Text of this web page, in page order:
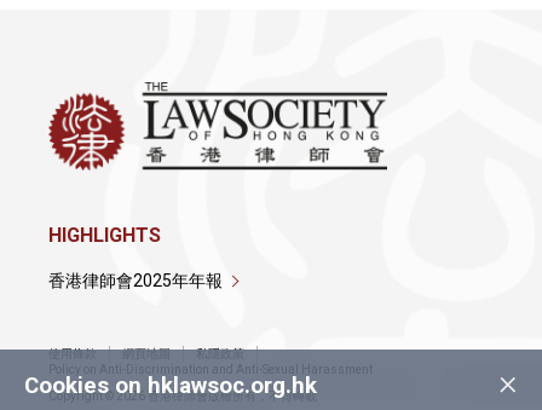
×
Cookies on hklawsoc.org.hk
HIGHLIGHTS
香港律師會2025年年報
使用條款 網頁地圖
私隱政策
Policy on Anti-Discrimination and Anti-Sexual Harassment
Copyright © 2026 香港律師會版權所有，不得轉載